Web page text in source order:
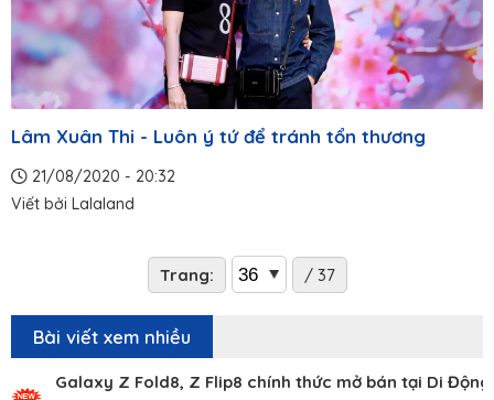
Lâm Xuân Thi - Luôn ý tứ để tránh tổn thương
21/08/2020 - 20:32
Viết bởi Lalaland
Trang: / 37
Bài viết xem nhiều
Galaxy Z Fold8, Z Flip8 chính thức mở bán tại Di Động